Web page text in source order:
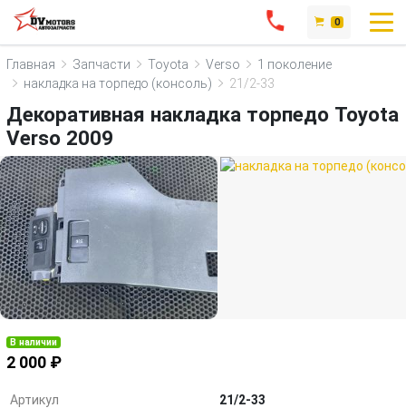
0
Главная Запчасти Toyota Verso
1 поколение
накладка на торпедо (консоль)
21/2-33
Декоративная накладка торпедо Toyota
Verso 2009
В наличии
2 000 ₽
Артикул
21/2-33